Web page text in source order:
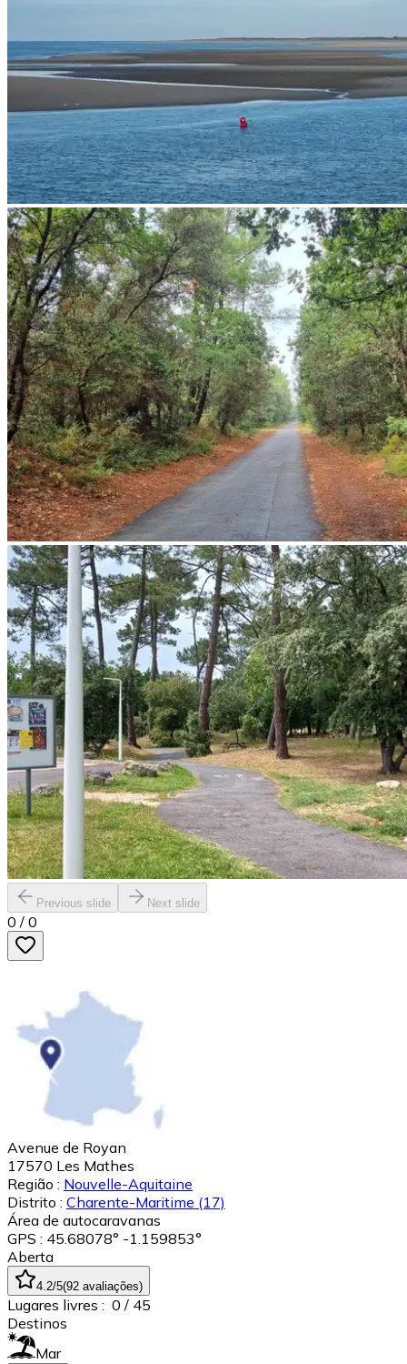
Previous slide Next slide
0 / 0
Avenue de Royan
17570 Les Mathes
Região : Nouvelle-Aquitaine
Distrito : Charente-Maritime (17)
Área de autocaravanas
GPS : 45.68078° -1.159853°
Aberta
4.2/5(92 avaliações)
Lugares livres : 0 / 45
Destinos
Mar